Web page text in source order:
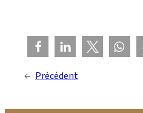
← Précédent